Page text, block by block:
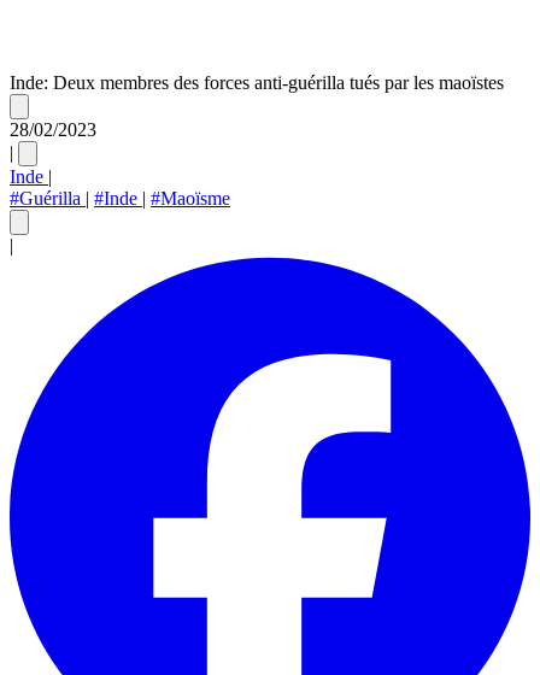
Inde: Deux membres des forces anti-guérilla tués par les maoïstes
28/02/2023
|
Inde |
#Guérilla | #Inde | #Maoïsme
|